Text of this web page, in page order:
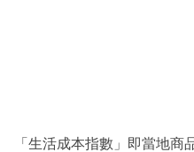
「生活成本指數」即當地商